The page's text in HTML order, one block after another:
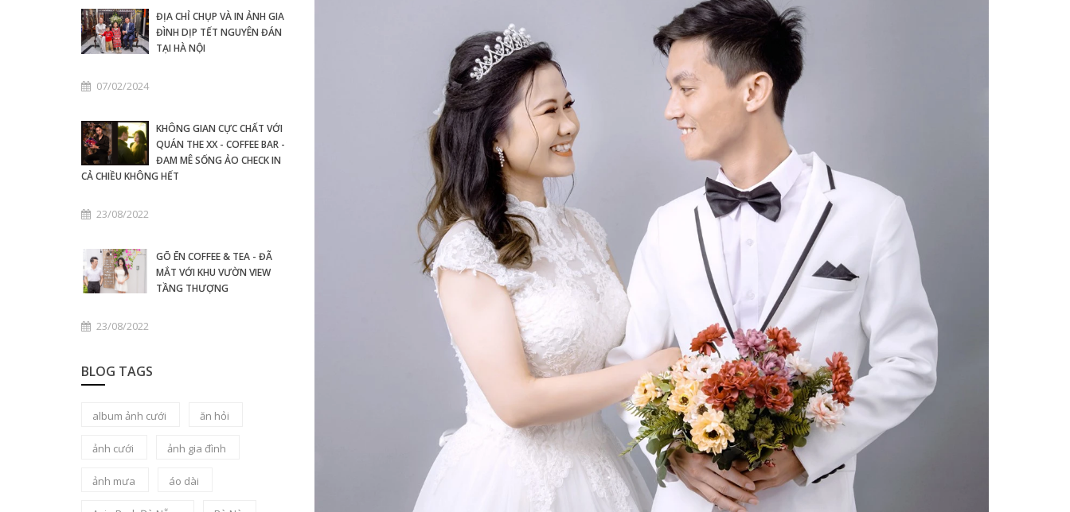
ĐỊA CHỈ CHỤP VÀ IN ẢNH GIA
ĐÌNH DỊP TẾT NGUYÊN ĐÁN
TẠI HÀ NỘI
07/02/2024
KHÔNG GIAN CỰC CHẤT VỚI
QUÁN THE XX - COFFEE BAR -
ĐAM MÊ SỐNG ẢO CHECK IN
CẢ CHIỀU KHÔNG HẾT
23/08/2022
GŌ ĒN COFFEE & TEA - ĐÃ
MẮT VỚI KHU VƯỜN VIEW
TẦNG THƯỢNG
23/08/2022
BLOG TAGS
album ảnh cưới ăn hỏi
ảnh cưới ảnh gia đình
ảnh mưa áo dài